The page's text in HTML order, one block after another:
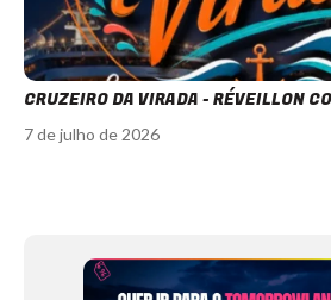
CRUZEIRO DA VIRADA - RÉVEILLON
7 de julho de 2026